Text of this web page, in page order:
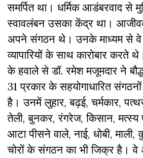
समर्पित था। धर्मिक आडंबरवाद से
स्वावलंबन उसका केंद्र था।
अपने संगठन थे। उनके माध्यम से
व्यापारियों के साथ कारोबार
के हवाले से डॉ. रमेश मजूमदार ने
31 प्रकार के सहयोगाधारित
है। उनमें लुहार, बढ़ई, चर्मकार,
तेली, बुनकर, रंगरेज, किसान, मत्स्य
आटा पीसने वाले, नाई, धोबी, माली,
चोरों के संगठन का भी जिक्र है।